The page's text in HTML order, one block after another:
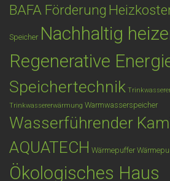
BAFA Förderung
Speicher Nachhaltig
Regenerative
Speichertechnik
Trinkwassererwärmung Warmwasserspeicher
Wasserführender
AQUATECH Wärmepuffer
Ökologisches Haus